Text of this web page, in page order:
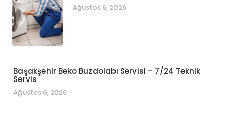
Ağustos 6, 2026
Başakşehir Beko Buzdolabı Servisi – 7/24 Teknik
Servis
Ağustos 6, 2026